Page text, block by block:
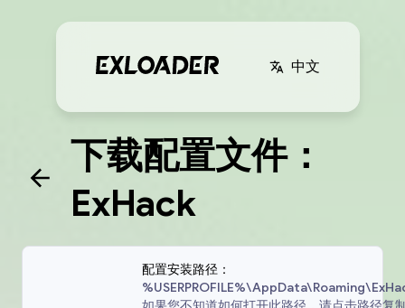
中文
下载配置文件：
ExHack
配置安装路径：